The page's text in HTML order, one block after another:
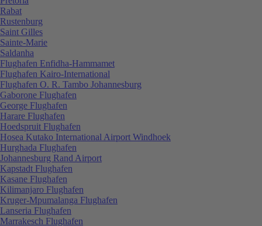
Rabat
Rustenburg
Saint Gilles
Sainte-Marie
Saldanha
Flughafen Enfidha-Hammamet
Flughafen Kairo-International
Flughafen O. R. Tambo Johannesburg
Gaborone Flughafen
George Flughafen
Harare Flughafen
Hoedspruit Flughafen
Hosea Kutako International Airport Windhoek
Hurghada Flughafen
Johannesburg Rand Airport
Kapstadt Flughafen
Kasane Flughafen
Kilimanjaro Flughafen
Kruger-Mpumalanga Flughafen
Lanseria Flughafen
Marrakesch Flughafen